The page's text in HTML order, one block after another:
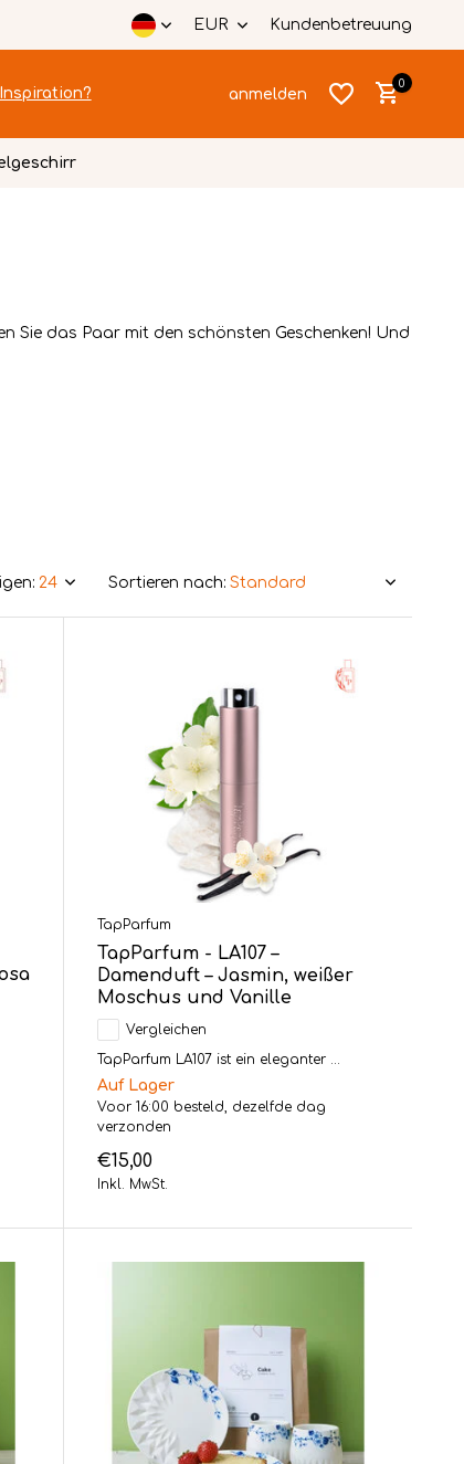
EUR Kundenbetreuung
anmelden
anlegen
anlegen
0
Sie das Paar mit den schönsten Geschenken! Und
Sortieren nach:
TapParfum
TapParfum - LA107 –
Damenduft – Jasmin, weißer
Moschus und Vanille
Vergleichen
TapParfum LA107 ist ein eleganter ...
Auf Lager
Voor 16:00 besteld, dezelfde dag
verzonden
€15,00
Inkl. MwSt.